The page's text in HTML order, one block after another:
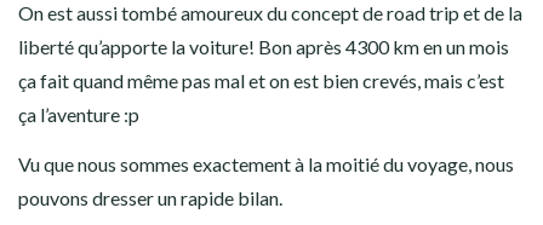
On est aussi tombé amoureux du concept de road trip et de la
liberté qu’apporte la voiture! Bon après 4300 km en un mois
ça fait quand même pas mal et on est bien crevés, mais c’est
ça l’aventure :p
Vu que nous sommes exactement à la moitié du voyage, nous
pouvons dresser un rapide bilan.